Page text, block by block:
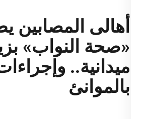
أهالى المصابين
«صحة النواب»
ميدانية..
بالموانئ